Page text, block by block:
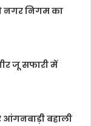
नगर निगम का
जू सफारी में
आंगनबाड़ी बहाली